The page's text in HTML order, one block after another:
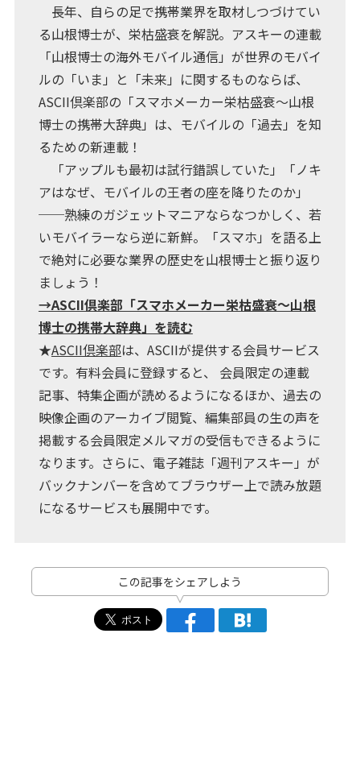
長年、自らの足で携帯業界を取材しつづけてい
る山根博士が、栄枯盛衰を解説。アスキーの連載
「山根博士の海外モバイル通信」が世界のモバイ
ルの「いま」と「未来」に関するものならば、
ASCII倶楽部の「スマホメーカー栄枯盛衰～山根
博士の携帯大辞典」は、モバイルの「過去」を知
るための新連載！
「アップルも最初は試行錯誤していた」「ノキ
アはなぜ、モバイルの王者の座を降りたのか」
──熟練のガジェットマニアならなつかしく、若
いモバイラーなら逆に新鮮。「スマホ」を語る上
で絶対に必要な業界の歴史を山根博士と振り返り
ましょう！
→ASCII倶楽部「スマホメーカー栄枯盛衰～山根
博士の携帯大辞典」を読む
★ASCII倶楽部は、ASCIIが提供する会員サービス
です。有料会員に登録すると、 会員限定の連載
記事、特集企画が読めるようになるほか、過去の
映像企画のアーカイブ閲覧、編集部員の生の声を
掲載する会員限定メルマガの受信もできるように
なります。さらに、電子雑誌「週刊アスキー」が
バックナンバーを含めてブラウザー上で読み放題
になるサービスも展開中です。
この記事をシェアしよう